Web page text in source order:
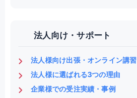
法人向け・サポート
法人様向け出張・オンライン講習
法人様に選ばれる3つの理由
企業様での受注実績・事例